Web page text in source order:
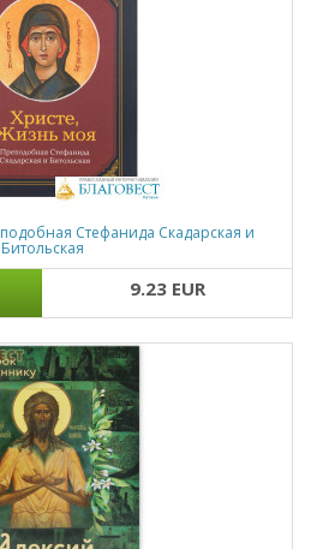
Стефанида Скадарская и
Битольская
9.23 EUR